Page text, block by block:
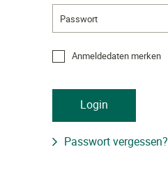
Anmeldedaten merken
Passwort vergessen?